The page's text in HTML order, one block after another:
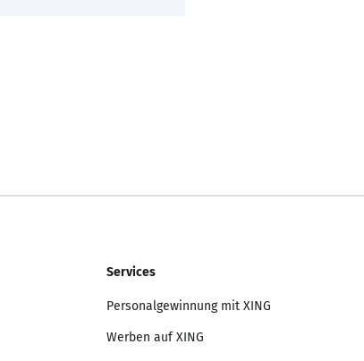
Services
Personalgewinnung mit XING
Werben auf XING